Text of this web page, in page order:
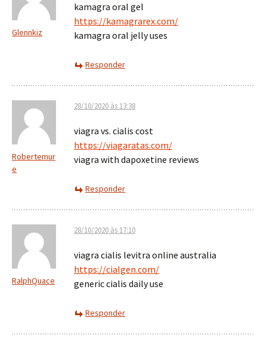
Glennkiz
kamagra oral gel
https://kamagrarex.com/
kamagra oral jelly uses
Responder
Robertemur
e
28/10/2020 às 13:38
viagra vs. cialis cost
https://viagaratas.com/
viagra with dapoxetine reviews
Responder
RalphQuace
28/10/2020 às 17:10
viagra cialis levitra online australia
https://cialgen.com/
generic cialis daily use
Responder